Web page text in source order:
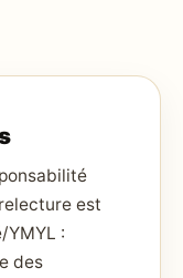
est
YMYL :
des